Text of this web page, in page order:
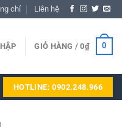
chỉ Liên hệ
GIỎ HÀNG /0₫ 0
HOTLINE: 0902.248.966